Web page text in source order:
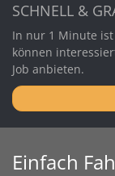
SCHNELL &
In nur 1 Minute ist
können
Job anbieten.
Einfach